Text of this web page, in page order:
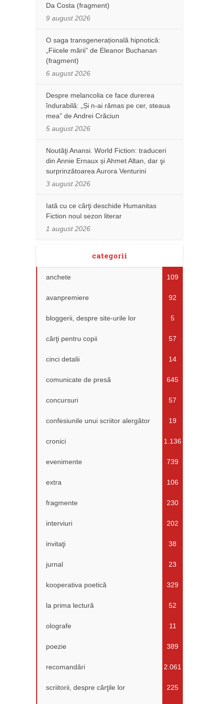
Da Costa (fragment)
9 august 2026
O saga transgenerațională hipnotică:
„Fiicele mării” de Eleanor Buchanan
(fragment)
6 august 2026
Despre melancolia ce face durerea
îndurabilă: „Și n-ai rămas pe cer, steaua
mea” de Andrei Crăciun
5 august 2026
Noutăţi Anansi. World Fiction: traduceri
din Annie Ernaux și Ahmet Altan, dar şi
surprinzătoarea Aurora Venturini
3 august 2026
Iată cu ce cărţi deschide Humanitas
Fiction noul sezon literar
1 august 2026
categorii
anchete 109
avanpremiere 92
bloggerii, despre site-urile lor 5
cărţi pentru copii 57
cinci detalii 14
comunicate de presă 645
concursuri 57
confesiunile unui scriitor alergător 19
cronici 1.136
evenimente 739
extra 106
fragmente 230
interviuri 202
invitaţi 38
jurnal 23
kooperativa poetică 329
la prima lectură 52
olografe 11
poezie 389
recomandări 2.061
scriitorii, despre cărţile lor 225